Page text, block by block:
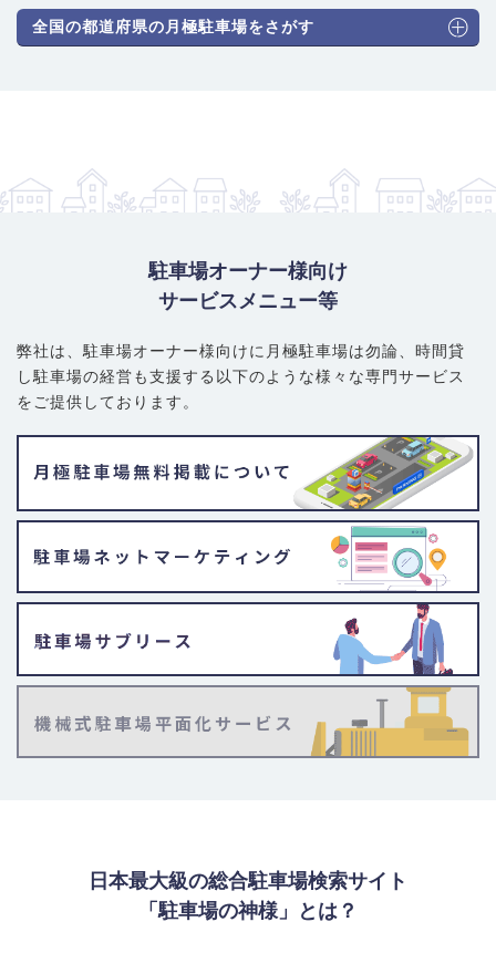
全国の都道府県の月極駐車場をさがす
駐車場オーナー様向け
サービスメニュー等
弊社は、駐車場オーナー様向けに月極駐車場は勿論、 時間貸
し駐車場の経営も支援する以下のような様々な専門サービス
をご提供しております。
日本最大級の総合駐車場検索サイト
「駐車場の神様」とは？